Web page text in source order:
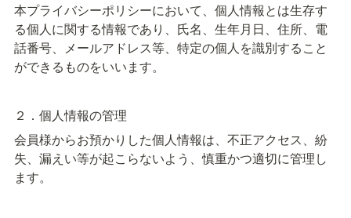
本プライバシーポリシーにおいて、個人情報とは生存す
る個人に関する情報であり、氏名、生年月日、住所、電
話番号、メールアドレス等、特定の個人を識別すること
ができるものをいいます。
２．個人情報の管理
会員様からお預かりした個人情報は、不正アクセス、紛
失、漏えい等が起こらないよう、慎重かつ適切に管理し
ます。